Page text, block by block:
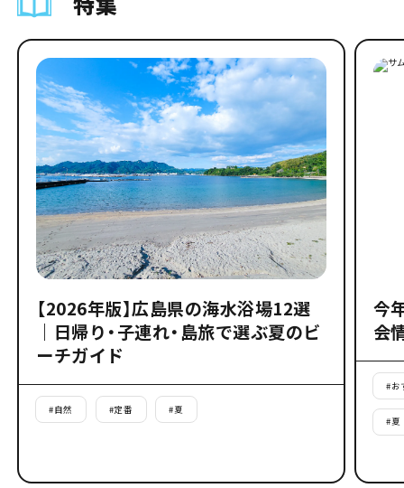
【2026年版】広島県の海水浴場12選
｜日帰り・子連れ・島旅で選ぶ夏のビ
ーチガイド
#自然 #定番 #夏
今
会
#お
#夏